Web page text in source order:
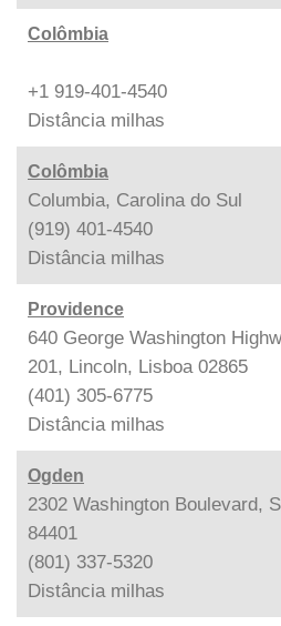
Colômbia
+1 919-401-4540
Distância milhas
Colômbia
Columbia, Carolina do Sul
(919) 401-4540
Distância milhas
Providence
640 George Washington
201, Lincoln, Lisboa 02865
(401) 305-6775
Distância milhas
Ogden
2302 Washington Boulevard,
84401
(801) 337-5320
Distância milhas